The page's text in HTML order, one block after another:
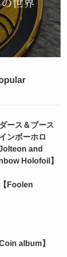
ース＆ブース
ンボーホロ
and
Holofoil】
Foolen
album】